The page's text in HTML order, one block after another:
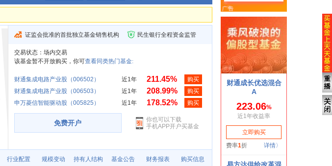
证监会批准的首批独立基金销售机构 民生银行全程资金监管
交易状态： 场内交易
该基金暂不开放购买，你可查看同类热门基金:
财通集成电路产业股（006502） 近1年 211.45%
购买
财通集成电路产业股（006503）
近1年 208.99%
购买
申万菱信智能驱动股（005825）
近1年 178.52% 购买
免费开户
你也可以下载
手机APP开户买基金
行业配置 规模变动 持有人结构 基金公告 财务报表 购买信息